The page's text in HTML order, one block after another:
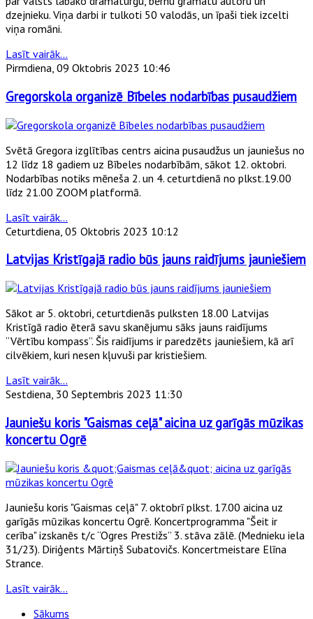
dzejnieku. Viņa darbi ir tulkoti 50 valodās, un īpaši tiek izcelti
viņa romāni.
Lasīt vairāk...
Pirmdiena, 09 Oktobris 2023 10:46
Gregorskola organizē Bībeles nodarbības pusaudžiem
Svētā Gregora izglītības centrs aicina pusaudžus un jauniešus no
12 līdz 18 gadiem uz Bībeles nodarbībām, sākot 12. oktobri.
Nodarbības notiks mēneša 2. un 4. ceturtdienā no plkst.19.00
līdz 21.00 ZOOM platformā.
Lasīt vairāk...
Ceturtdiena, 05 Oktobris 2023 10:12
Latvijas Kristīgajā radio būs jauns raidījums jauniešiem
Sākot ar 5. oktobri, ceturtdienās pulksten 18.00 Latvijas
Kristīgā radio ēterā savu skanējumu sāks jauns raidījums
“Vērtību kompass”. Šis raidījums ir paredzēts jauniešiem, kā arī
cilvēkiem, kuri nesen kļuvuši par kristiešiem.
Lasīt vairāk...
Sestdiena, 30 Septembris 2023 11:30
Jauniešu koris "Gaismas ceļā" aicina uz garīgās mūzikas
koncertu Ogrē
Jauniešu koris "Gaismas ceļā" 7. oktobrī plkst. 17.00 aicina uz
garīgās mūzikas koncertu Ogrē. Koncertprogramma "Šeit ir
cerība" izskanēs t/c “Ogres Prestižs” 3. stāva zālē. (Mednieku iela
31/23). Diriģents Mārtiņš Subatovičs. Koncertmeistare Elīna
Strance.
Lasīt vairāk...
Sākums